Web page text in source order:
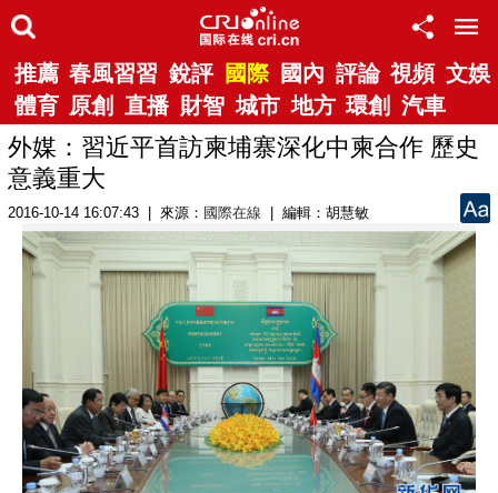
推薦 春風習習 銳評 國際 國內 評論 視頻 文娛
體育 原創 直播 財智 城市 地方 環創 汽車
外媒：習近平首訪柬埔寨深化中柬合作 歷史
意義重大
2016-10-14 16:07:43 | 來源： 國際在線 | 編輯：胡慧敏